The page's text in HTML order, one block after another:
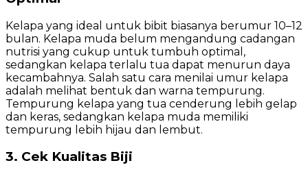
Kelapa yang ideal untuk bibit biasanya berumur 10–12
bulan. Kelapa muda belum mengandung cadangan
nutrisi yang cukup untuk tumbuh optimal,
sedangkan kelapa terlalu tua dapat menurun daya
kecambahnya. Salah satu cara menilai umur kelapa
adalah melihat bentuk dan warna tempurung.
Tempurung kelapa yang tua cenderung lebih gelap
dan keras, sedangkan kelapa muda memiliki
tempurung lebih hijau dan lembut.
3. Cek Kualitas Biji